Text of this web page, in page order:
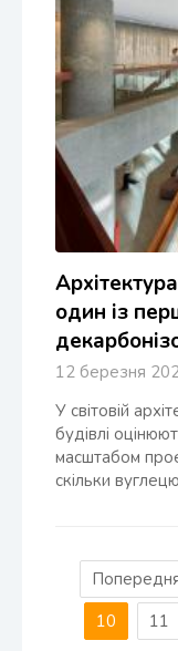
один із
12 березня
У світовій
будівлі
масштабом
скільки
10
11